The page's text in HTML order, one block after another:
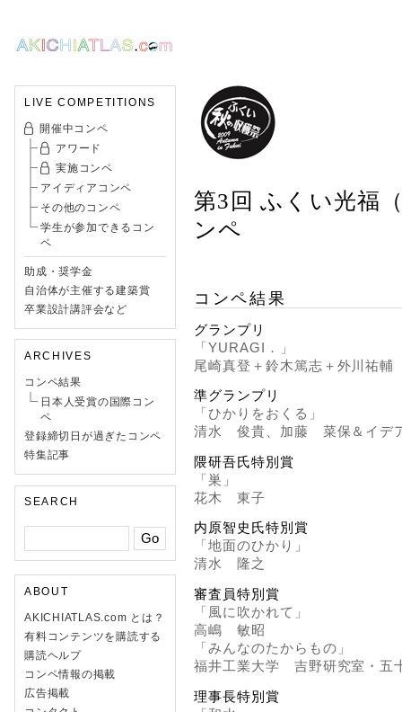
LIVE COMPETITIONS
開催中コンペ
アワード
実施コンペ
アイディアコンペ
その他のコンペ
学生が参加できるコン
ペ
助成・奨学金
自治体が主催する建築賞
卒業設計講評会など
ARCHIVES
コンペ結果
日本人受賞の国際コン
ペ
登録締切日が過ぎたコンペ
特集記事
SEARCH
ABOUT
AKICHIATLAS.com とは？
有料コンテンツを購読する
購読ヘルプ
コンペ情報の掲載
広告掲載
第3回 ふくい光福
ンペ
コンペ結果
グランプリ
「YURAGI．」
尾崎真登＋鈴木篤志＋外川祐輔
準グランプリ
「ひかりをおくる」
清水 俊貴、加藤 菜保＆イデ
隈研吾氏特別賞
「巣」
花木 東子
内原智史氏特別賞
「地面のひかり」
清水 隆之
審査員特別賞
「風に吹かれて」
高嶋 敏昭
「みんなのたからもの」
福井工業大学 吉野研究室・五
理事長特別賞